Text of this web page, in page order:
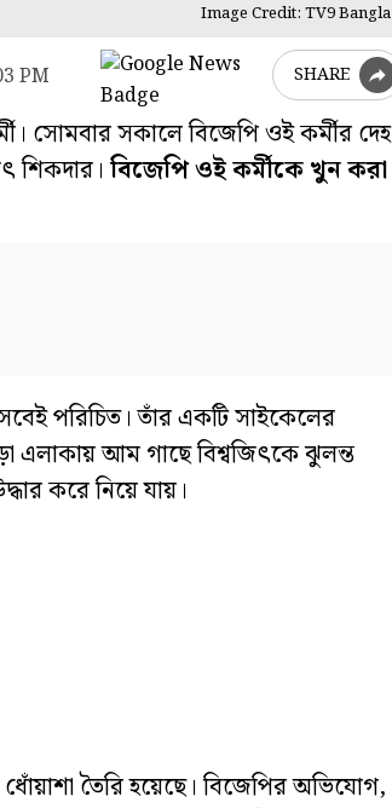
Image Credit: TV9 Bangla
PM SHARE
সোমবার সকালে বিজেপি ওই কর্মীর দেহ
শিকদার।বিজেপি ওই কর্মীকে খুন করা
পরিচিত। তাঁর একটি সাইকেলের
এলাকায় আম গাছে বিশ্বজিৎকে ঝুলন্ত
করে নিয়ে যায়।
ধোঁয়াশা তৈরি হয়েছে। বিজেপির অভিযোগ,